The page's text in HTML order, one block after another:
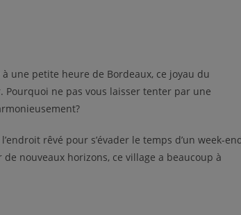
une petite heure de Bordeaux, ce joyau du
ne pas vous laisser tenter par une
rêvé pour s’évader le temps d’un week-
nouveaux horizons, ce village a beaucoup à